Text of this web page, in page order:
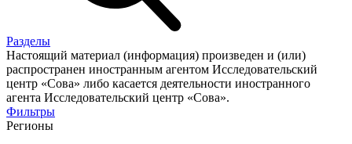
Разделы
Настоящий материал (информация) произведен и (или)
распространен иностранным агентом Исследовательский
центр «Сова» либо касается деятельности иностранного
агента Исследовательский центр «Сова».
Фильтры
Регионы